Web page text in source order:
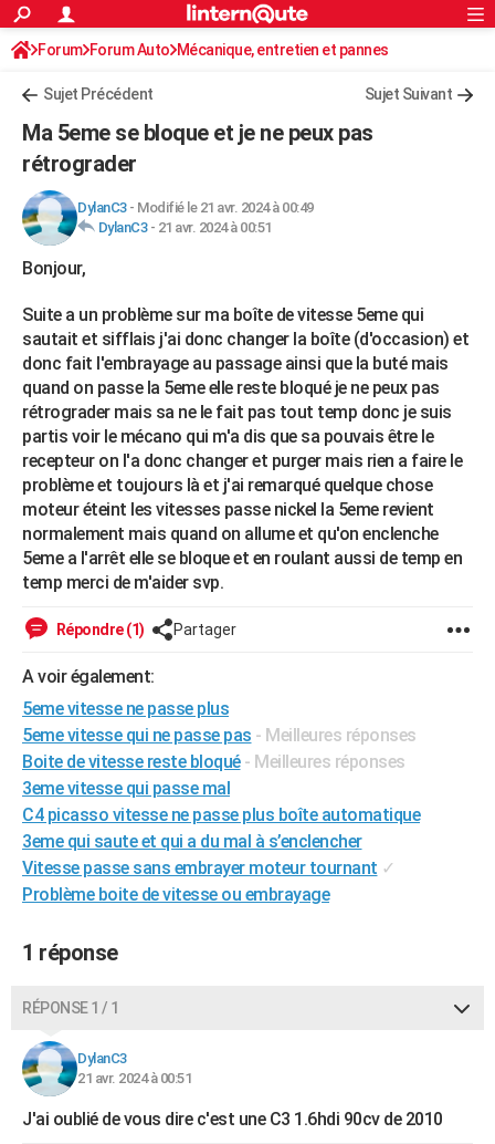
ACTUALITÉS
Politique
Société
Faits Divers
Education
Monde
Villes
+
Programme TV
Streaming
Cinéma
Sorties cinéma
Musique
FINANCE
Retraite
Impôts
Epargne
Immobilier
Risques naturels par ville
Banque
Assurance
Crédit
AUTO
Essais
Réserver un essai
Citadines
Berlines
SUV
Forum auto
HIGH-TECH
Forum
Aménagement intérieur
Extérieur
Cuisine
Salle de bains
Jardinage
Rangement
WEEK-END
Guides de France
Escapades
Patrimoine
Expositions
Musées
Week-end nature
+LIFESTYLE
Art de vivre
Bien-être
Loisirs
Modes de vie
SANTE
Alimentation
Guide de la santé
Maladies
Médicaments
Sommeil
VOYAGE
Destinations
City break
Voyage nature
Voyage de noces
Forum
Climat
+
GUIDES D'ACHAT
DICTIONNAIRE
Dictionnaire
Biographies
Citations
Expressions
Proverbes
PROGRAMME TV
COPAINS D'AVANT
S'inscrire
Se connecter
Lycées
Collèges
Primaires
Universités
Entreprises
Service militaire
Avis de recherche
AVIS DE DÉCÈS
FORUM
Rechercher
S'inscrire
Connexion
Forum Forum Auto Mécanique, entretien et pannes
Sujet Précédent Sujet Suivant
Ma 5eme se bloque et je ne peux pas
rétrograder
DylanC3- Modifié le 21 avr. 2024 à 00:49
DylanC3- 21 avr. 2024 à 00:51
Bonjour,
Suite a un problème sur ma boîte de vitesse 5eme qui
sautait et sifflais j'ai donc changer la boîte (d'occasion) et
donc fait l'embrayage au passage ainsi que la buté mais
quand on passe la 5eme elle reste bloqué je ne peux pas
rétrograder mais sa ne le fait pas tout temp donc je suis
partis voir le mécano qui m'a dis que sa pouvais être le
recepteur on l'a donc changer et purger mais rien a faire le
problème et toujours là et j'ai remarqué quelque chose
moteur éteint les vitesses passe nickel la 5eme revient
normalement mais quand on allume et qu'on enclenche
5eme a l'arrêt elle se bloque et en roulant aussi de temp en
temp merci de m'aider svp.
Répondre (1) Partager
A voir également:
5eme vitesse ne passe plus
5eme vitesse qui ne passe pas - Meilleures réponses
Boite de vitesse reste bloqué - Meilleures réponses
3eme vitesse qui passe mal
C4 picasso vitesse ne passe plus boîte automatique
3eme qui saute et qui a du mal à s’enclencher
Vitesse passe sans embrayer moteur tournant ✓
Problème boite de vitesse ou embrayage
1 réponse
RÉPONSE 1 / 1
DylanC3
21 avr. 2024 à 00:51
J'ai oublié de vous dire c'est une C3 1.6hdi 90cv de 2010